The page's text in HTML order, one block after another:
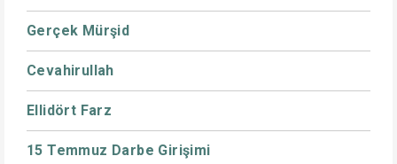
Gerçek Mürşid
Cevahirullah
Ellidört Farz
15 Temmuz Darbe Girişimi